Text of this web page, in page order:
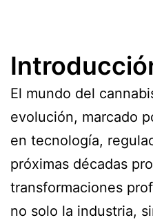
El mundo del
evolución, marcado
en tecnología,
próximas décadas
transformaciones
no solo la industria,